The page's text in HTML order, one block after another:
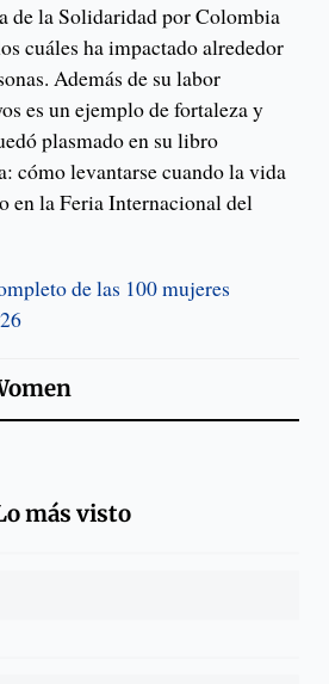
de la Solidaridad por Colombia
cuáles ha impactado alrededor
Además de su labor
es un ejemplo de fortaleza y
plasmado en su libro
cómo levantarse cuando la vida
en la Feria Internacional del
de las 100 mujeres
más visto